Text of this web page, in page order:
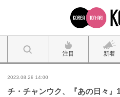
注目 新着
2023.08.29 14:00
チ・チャンウク、『あの日々